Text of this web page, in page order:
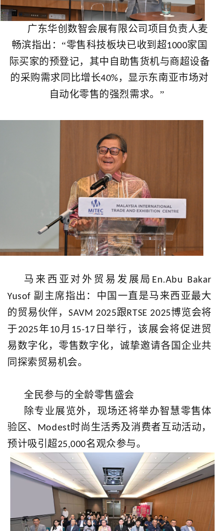
广东华创数智会展有限公司项目负责人麦
畅滨指出：“零售科技板块已收到超1000家国
际买家的预登记，其中自助售货机与商超设备
的采购需求同比增长40% ，显示东南亚市场对
自动化零售的强烈需求。”
马来西亚对外贸易发展局 En.Abu Bakar
Yusof 副主席指出：中国一直是马来西亚最大
的贸易伙伴，SAVM 2025跟 RTSE 2025博览会将
于 2025 年 10 月 15-17 日举行，该展会将促进贸
易数字化，零售数字化，诚挚邀请各国企业共
同探索贸易机会。
全民参与的全龄零售盛会
除专业展览外，现场还将举办智慧零售体
验区、
Modest时尚生活秀及消费者互动活动，
预计吸引超25,000名观众参与。